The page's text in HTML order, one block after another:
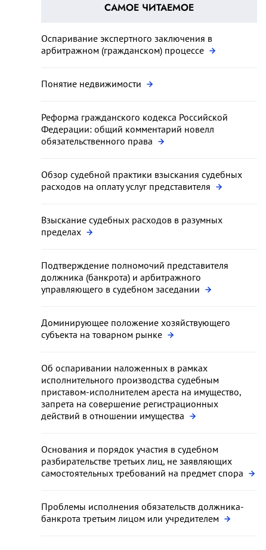
САМОЕ ЧИТАЕМОЕ
Оспаривание экспертного заключения в
арбитражном (гражданском) процессе
Понятие недвижимости
Реформа гражданского кодекса Российской
Федерации: общий комментарий новелл
обязательственного права
Обзор судебной практики взыскания судебных
расходов на оплату услуг представителя
Взыскание судебных расходов в разумных
пределах
Подтверждение полномочий представителя
должника (банкрота) и арбитражного
управляющего в судебном заседании
Доминирующее положение хозяйствующего
субъекта на товарном рынке
Об оспаривании наложенных в рамках
исполнительного производства судебным
приставом-исполнителем ареста на имущество,
запрета на совершение регистрационных
действий в отношении имущества
Основания и порядок участия в судебном
разбирательстве третьих лиц, не заявляющих
самостоятельных требований на предмет спора
Проблемы исполнения обязательств должника-
банкрота третьим лицом или учредителем